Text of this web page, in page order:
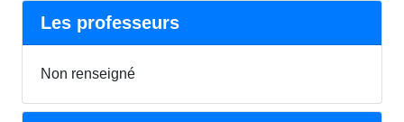
Les professeurs
Non renseigné